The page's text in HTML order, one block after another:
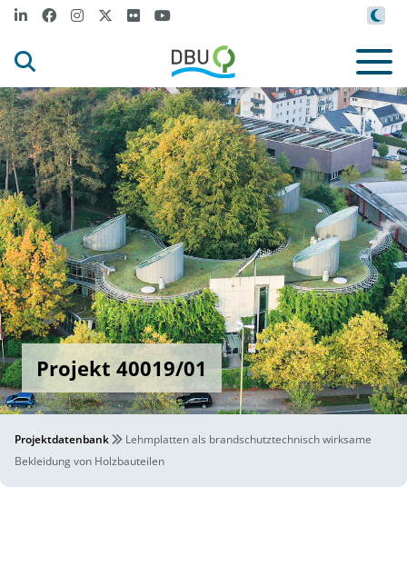
Projekt 40019/01
Projektdatenbank
Lehmplatten als brandschutztechnisch wirksame
Bekleidung von Holzbauteilen